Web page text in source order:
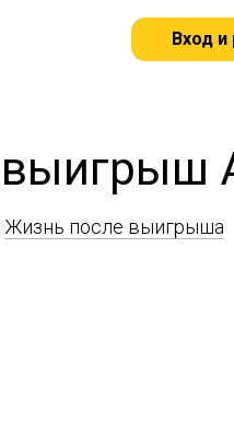
Вход и
Жизнь после выигрыша